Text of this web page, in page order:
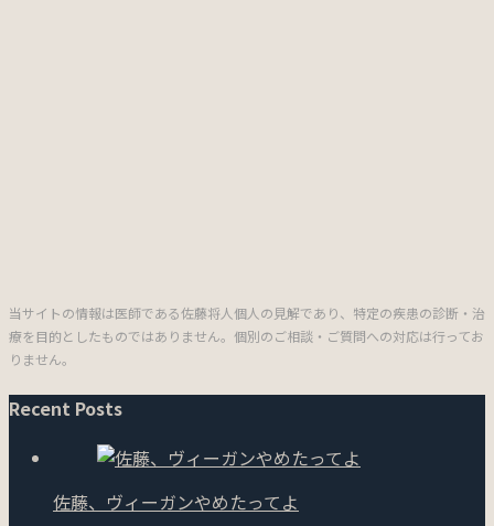
当サイトの情報は医師である佐藤将人個人の見解であり、特定の疾患の診断・治
療を目的としたものではありません。個別のご相談・ご質問への対応は行ってお
りません。
Recent Posts
佐藤、ヴィーガンやめたってよ